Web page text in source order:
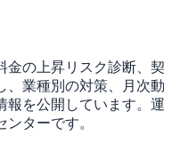
金の上昇リスク診断、契
、業種別の対策、月次動
報を公開しています。運
ターです。